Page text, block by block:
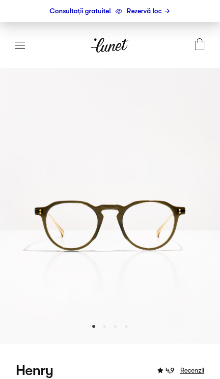
Consultații gratuite! Rezervă loc
Henry 4,9 Recenzii